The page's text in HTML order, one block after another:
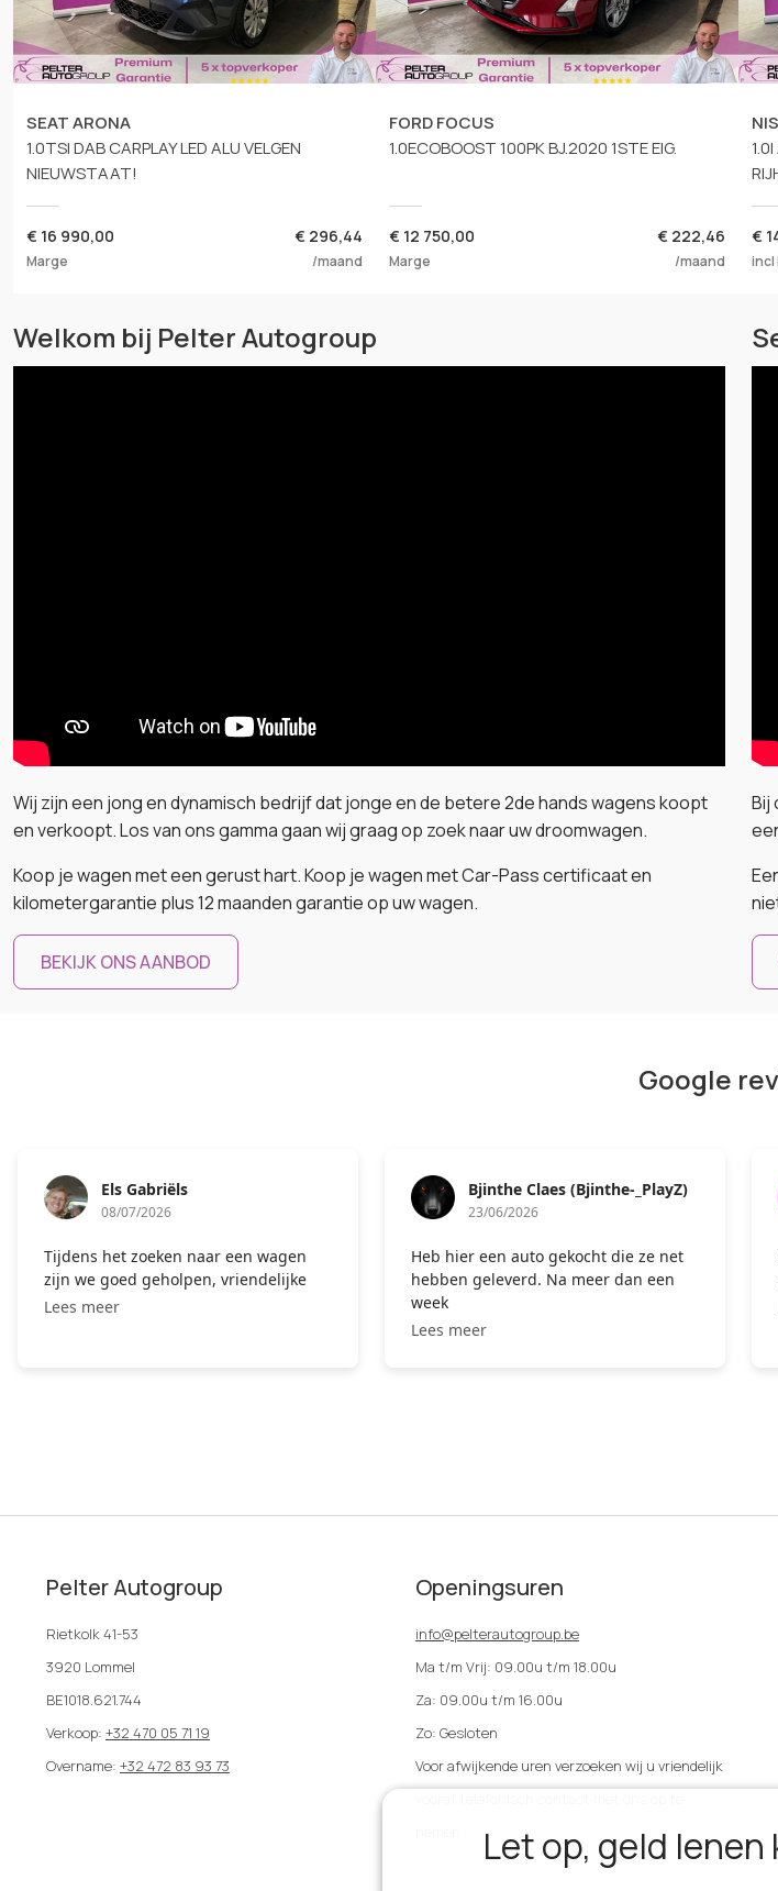
SEAT ARONA
1.0TSI DAB CARPLAY LED ALU VELGEN
NIEUWSTAAT!
€ 16 990,00
Marge
€ 296,44
/maand
FORD FOCUS
1.0ECOBOOST 100PK BJ.2020 1STE EIG.
€ 12 750,00
Marge
€ 222,46
/maand
€
incl
Welkom bij Pelter Autogroup
Wij zijn een jong en dynamisch bedrijf dat jonge en de betere 2de hands wagens koopt
en verkoopt. Los van ons gamma gaan wij graag op zoek naar uw droomwagen.
Koop je wagen met een gerust hart. Koop je wagen met Car-Pass certificaat en
kilometergarantie plus 12 maanden garantie op uw wagen.
BEKIJK ONS AANBOD
Bij
Google
Bjinthe Claes (Bjinthe-_PlayZ)
23/06/2026
Heb hier een auto gekocht die ze net
hebben geleverd. Na meer dan een
week
Bjorn Luyten
15/06/2026
niets bij gekocht, maar wel gehoord
voor overname voertuig. Uiteindelijk
Lees meer
Pelter Autogroup
Rietkolk 41-53
3920 Lommel
BE1018.621.744
Verkoop: +32 470 05 71 19
Overname: +32 472 83 93 73
Openingsuren
info@pelterautogroup.be
Ma t/m Vrij: 09.00u t/m 18.00u
Za: 09.00u t/m 16.00u
Zo: Gesloten
Voor afwijkende uren verzoeken wij u vriendelijk
Let op, geld